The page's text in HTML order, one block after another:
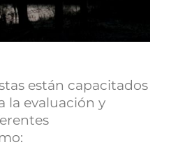
están capacitados
la evaluación y